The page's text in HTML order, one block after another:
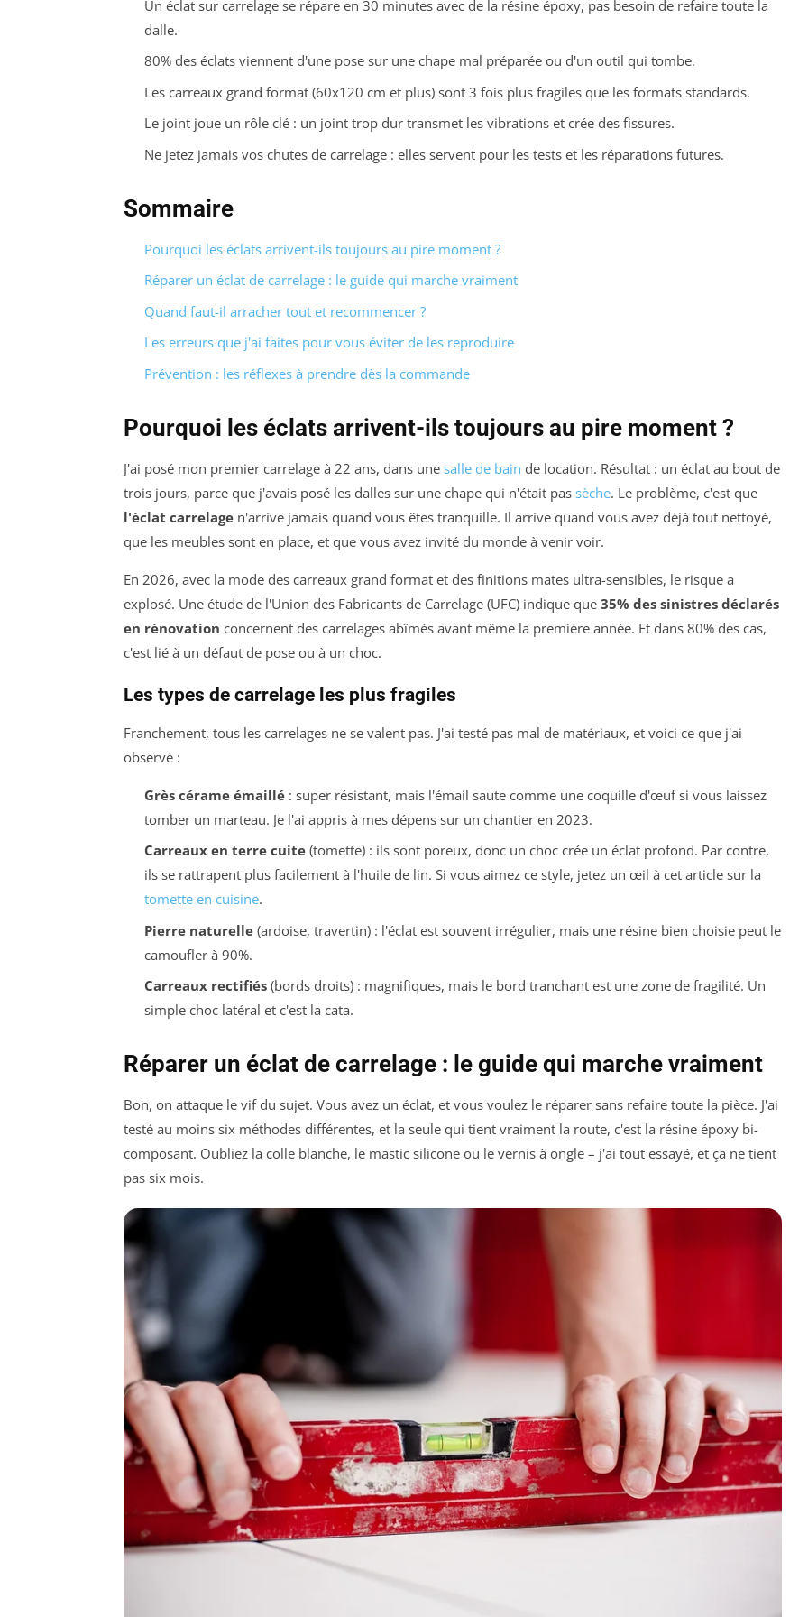
Un éclat sur carrelage se répare en 30 minutes avec de la résine époxy, pas besoin de refaire toute la
dalle.
80% des éclats viennent d'une pose sur une chape mal préparée ou d'un outil qui tombe.
Les carreaux grand format (60x120 cm et plus) sont 3 fois plus fragiles que les formats standards.
Le joint joue un rôle clé : un joint trop dur transmet les vibrations et crée des fissures.
Ne jetez jamais vos chutes de carrelage : elles servent pour les tests et les réparations futures.
Sommaire
Pourquoi les éclats arrivent-ils toujours au pire moment ?
Réparer un éclat de carrelage : le guide qui marche vraiment
Quand faut-il arracher tout et recommencer ?
Les erreurs que j'ai faites pour vous éviter de les reproduire
Prévention : les réflexes à prendre dès la commande
Pourquoi les éclats arrivent-ils toujours au pire moment ?
J'ai posé mon premier carrelage à 22 ans, dans une salle de bain de location. Résultat : un éclat au bout de
trois jours, parce que j'avais posé les dalles sur une chape qui n'était pas sèche. Le problème, c'est que
l'éclat carrelage n'arrive jamais quand vous êtes tranquille. Il arrive quand vous avez déjà tout nettoyé,
que les meubles sont en place, et que vous avez invité du monde à venir voir.
En 2026, avec la mode des carreaux grand format et des finitions mates ultra-sensibles, le risque a
explosé. Une étude de l'Union des Fabricants de Carrelage (UFC) indique que 35% des sinistres déclarés
en rénovation concernent des carrelages abîmés avant même la première année. Et dans 80% des cas,
c'est lié à un défaut de pose ou à un choc.
Les types de carrelage les plus fragiles
Franchement, tous les carrelages ne se valent pas. J'ai testé pas mal de matériaux, et voici ce que j'ai
observé :
Grès cérame émaillé: super résistant, mais l'émail saute comme une coquille d'œuf si vous laissez
tomber un marteau. Je l'ai appris à mes dépens sur un chantier en 2023.
Carreaux en terre cuite(tomette) : ils sont poreux, donc un choc crée un éclat profond. Par contre,
ils se rattrapent plus facilement à l'huile de lin. Si vous aimez ce style, jetez un œil à cet article sur la
tomette en cuisine.
Pierre naturelle(ardoise, travertin) : l'éclat est souvent irrégulier, mais une résine bien choisie peut le
camoufler à 90%.
Carreaux rectifiés(bords droits) : magnifiques, mais le bord tranchant est une zone de fragilité. Un
simple choc latéral et c'est la cata.
Réparer un éclat de carrelage : le guide qui marche vraiment
Bon, on attaque le vif du sujet. Vous avez un éclat, et vous voulez le réparer sans refaire toute la pièce. J'ai
testé au moins six méthodes différentes, et la seule qui tient vraiment la route, c'est la résine époxy bi-
composant. Oubliez la colle blanche, le mastic silicone ou le vernis à ongle – j'ai tout essayé, et ça ne tient
pas six mois.